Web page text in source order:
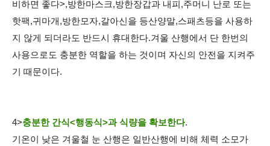
비하면 좋다>,방한마스크,방한장갑과 내피,주머니 난로 또는
핫팩,귀마개,방한모자,갈아신을 등산양말,스패츠등을 사용하
지 않게 되더라도 반드시 휴대한다.겨울 산행에서 단 한번의
사용으로도 충분한 역할을 하는 것이며 자신의 안전을 지켜주
기 때문이다.
4>충분한 간식<행동식>과 식량을 확보한다.
기온이 낮은 겨울철 눈 산행은 일반산행에 비해 체력 소모가